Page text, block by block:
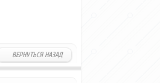
ВЕРНУТЬСЯ НАЗАД